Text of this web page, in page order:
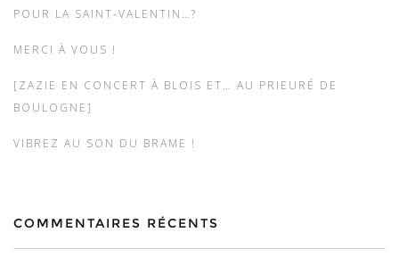
POUR LA SAINT-VALENTIN…?
MERCI À VOUS !
[ZAZIE EN CONCERT À BLOIS ET… AU PRIEURÉ DE
BOULOGNE]
VIBREZ AU SON DU BRAME !
COMMENTAIRES RÉCENTS